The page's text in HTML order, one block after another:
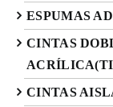
ESPUMAS
CINTAS
CINTAS